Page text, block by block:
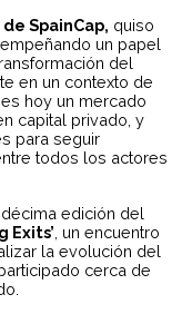
SpainCap, quiso
un papel
del
en un contexto de
hoy un mercado
capital privado, y
para seguir
todos los actores
edición del
Exits’ , un encuentro
la evolución del
cerca de